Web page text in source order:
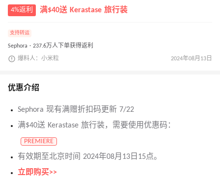
4%返利 满$40送 Kerastase 旅行装
支持转运
Sephora · 237.6万人下单获得返利
爆料人：小米粒 2024年08月13日
优惠介绍
Sephora 现有满赠折扣码更新 7/22
满$40送 Kerastase 旅行装，需要使用优惠码：
PREMIERE
有效期至北京时间 2024年08月13日15点。
立即购买>>